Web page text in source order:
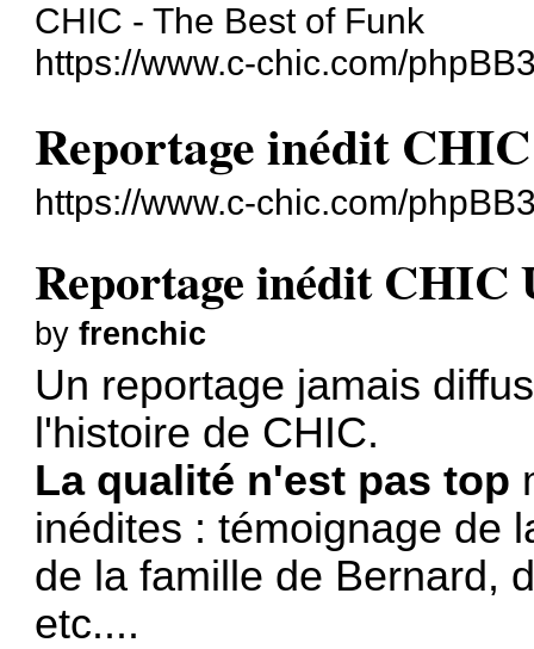
CHIC - The Best of Funk
https://www.c-chic.com/
Reportage inédit
https://www.c-chic.com/
Reportage inédit CHIC
byfrenchic
Un reportage jamais
l'histoire de CHIC.
La qualité n'est pas top
inédites : témoignage de
de la famille de Bernard,
etc....